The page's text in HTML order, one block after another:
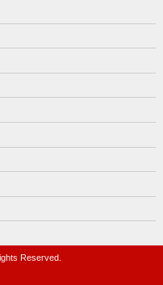
Reserved.